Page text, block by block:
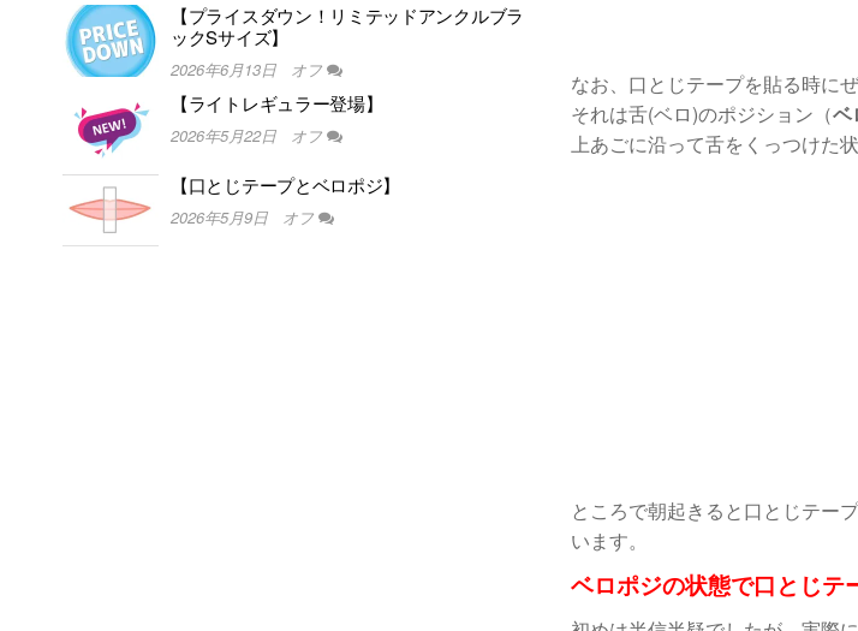
なお、口とじテープを貼る時に
それは舌(ベロ)のポジション（ベ
上あごに沿って舌をくっつけた
ところで朝起きると口とじテー
います。
ベロポジの状態で口とじテ
【プライスダウン！リミテッドアンクルブラ
ックSサイズ】
2026年6月13日 オフ
【ライトレギュラー登場】
2026年5月22日 オフ
【口とじテープとベロポジ】
2026年5月9日 オフ